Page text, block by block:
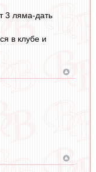
3 ляма-дать
в клубе и